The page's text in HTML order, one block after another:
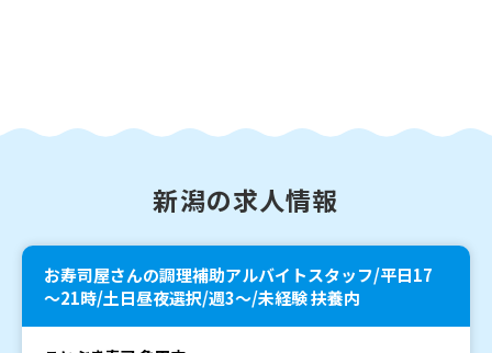
新潟の求人情報
お寿司屋さんの調理補助アルバイトスタッフ/平日17
～21時/土日昼夜選択/週3～/未経験 扶養内